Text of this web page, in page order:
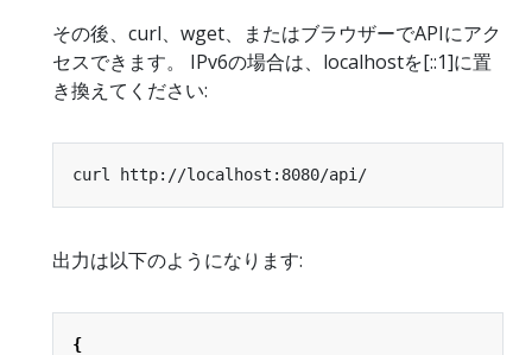
その後、curl、wget、またはブラウザーでAPIにアク
セスできます。 IPv6の場合は、localhostを[::1]に置
き換えてください:
出力は以下のようになります:
{